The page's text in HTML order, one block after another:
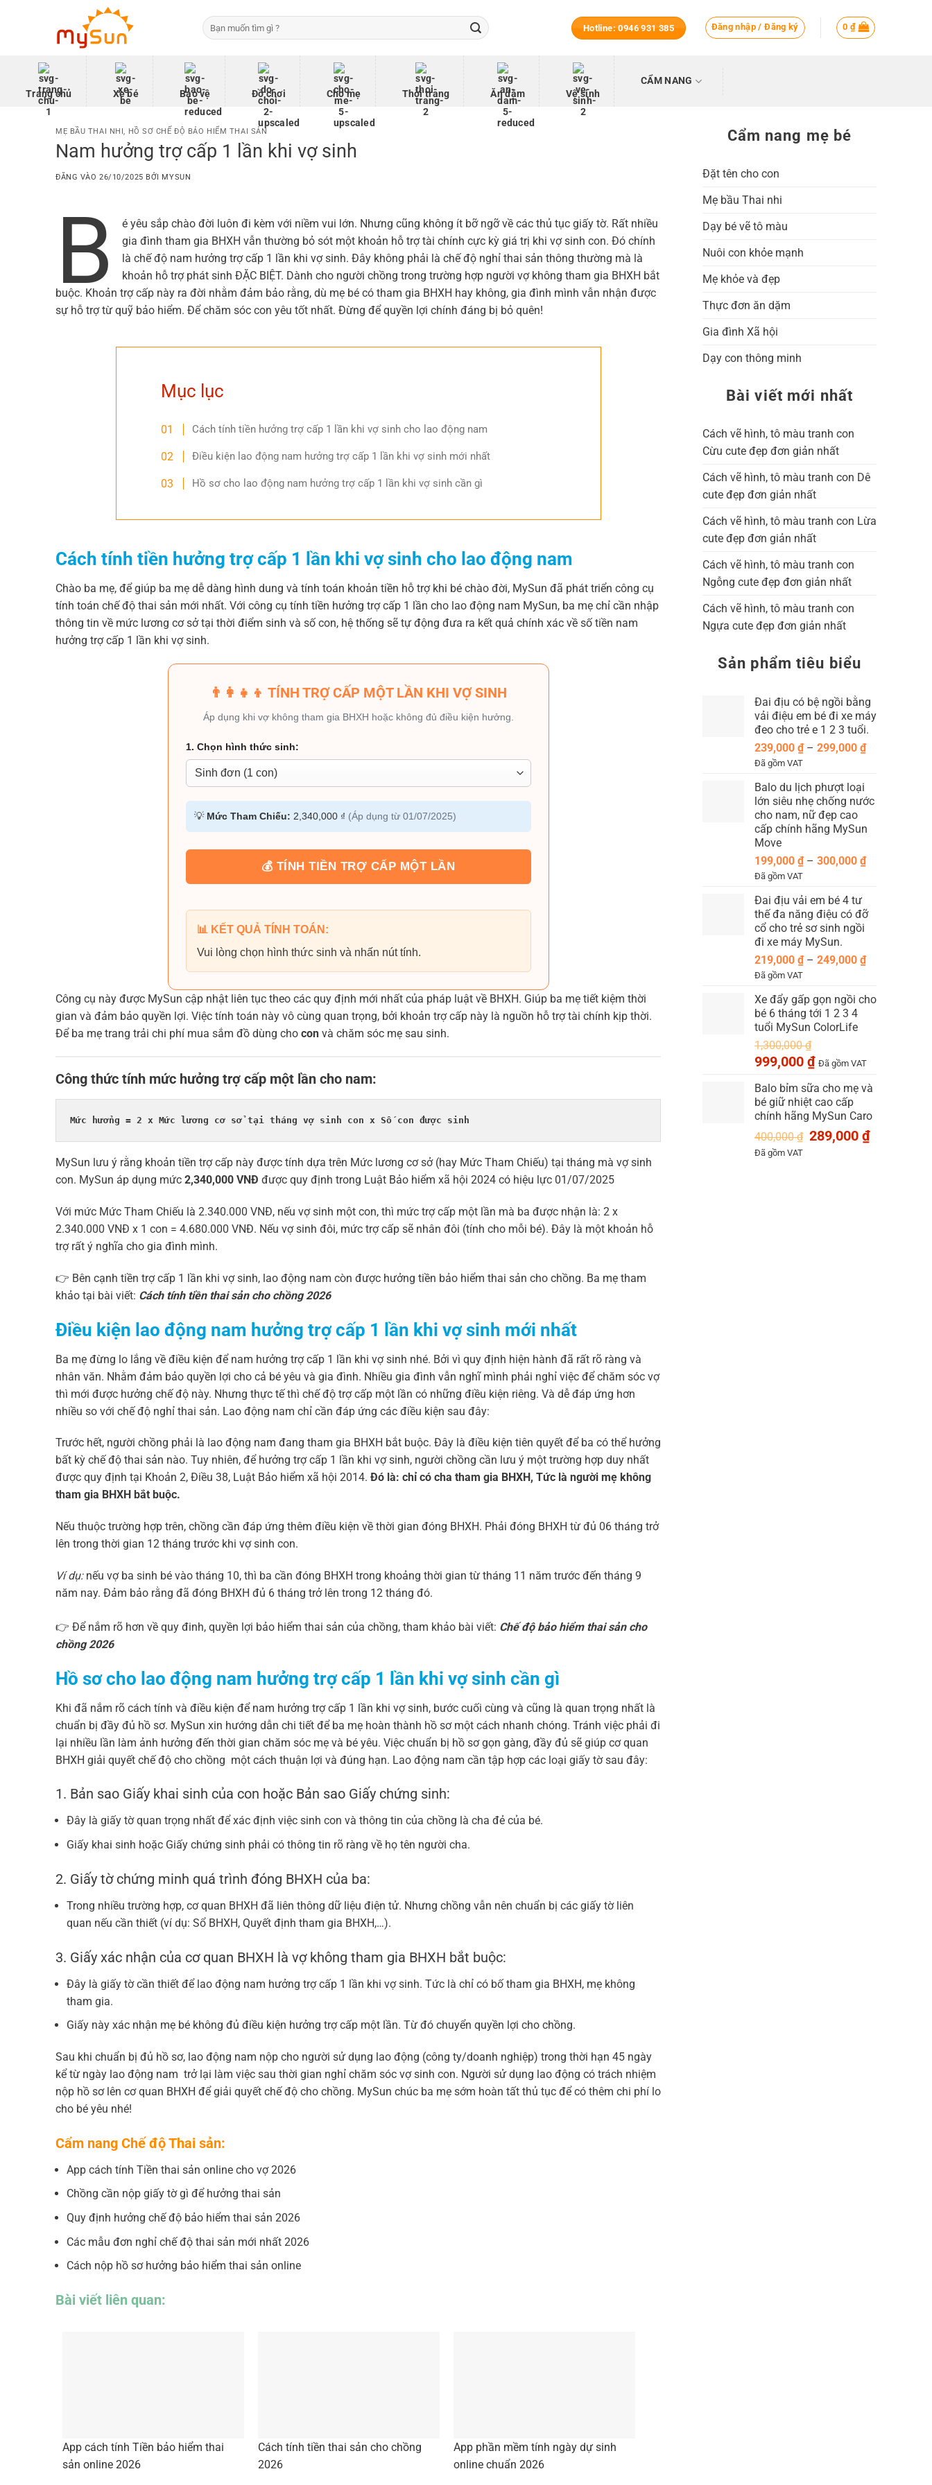
Tìm
kiếm:
Hotline: 0946 931 385 Đăng nhập / Đăng ký 0 ₫
Trang chủ Xe bé Bảo vệ Đồ chơi Cho mẹ Thời trang Ăn dặm Vệ sinh
CẨM NANG
MẸ BẦU THAI NHI, HỒ SƠ CHẾ ĐỘ BẢO HIỂM THAI SẢN
Nam hưởng trợ cấp 1 lần khi vợ sinh
ĐĂNG VÀO26/10/2025 BỞI MYSUN
B
é yêu sắp chào đời luôn đi kèm với niềm vui lớn. Nhưng cũng không ít bỡ ngỡ về các thủ tục giấy tờ. Rất nhiều
gia đình tham gia BHXH vẫn thường bỏ sót một khoản hỗ trợ tài chính cực kỳ giá trị khi vợ sinh con. Đó chính
là chế độ nam hưởng trợ cấp 1 lần khi vợ sinh. Đây không phải là chế độ nghỉ thai sản thông thường mà là
khoản hỗ trợ phát sinh ĐẶC BIỆT. Dành cho người chồng trong trường hợp người vợ không tham gia BHXH bắt
buộc. Khoản trợ cấp này ra đời nhằm đảm bảo rằng, dù mẹ bé có tham gia BHXH hay không, gia đình mình vẫn nhận được
sự hỗ trợ từ quỹ bảo hiểm. Để chăm sóc con yêu tốt nhất. Đừng để quyền lợi chính đáng bị bỏ quên!
Mục lục
Cách tính tiền hưởng trợ cấp 1 lần khi vợ sinh cho lao động nam
Điều kiện lao động nam hưởng trợ cấp 1 lần khi vợ sinh mới nhất
Hồ sơ cho lao động nam hưởng trợ cấp 1 lần khi vợ sinh cần gì
Cách tính tiền hưởng trợ cấp 1 lần khi vợ sinh cho lao động nam
Chào ba mẹ, để giúp ba mẹ dễ dàng hình dung và tính toán khoản tiền hỗ trợ khi bé chào đời, MySun đã phát triển công cụ
tính toán chế độ thai sản mới nhất. Với công cụ tính tiền hưởng trợ cấp 1 lần cho lao động nam MySun, ba mẹ chỉ cần nhập
thông tin về mức lương cơ sở tại thời điểm sinh và số con, hệ thống sẽ tự động đưa ra kết quả chính xác về số tiền nam
hưởng trợ cấp 1 lần khi vợ sinh.
👨‍👩‍👧‍👦 TÍNH TRỢ CẤP MỘT LẦN KHI VỢ SINH
Áp dụng khi vợ không tham gia BHXH hoặc không đủ điều kiện hưởng.
1. Chọn hình thức sinh:
💡 Mức Tham Chiếu: 2,340,000 ₫ (Áp dụng từ 01/07/2025)
💰 TÍNH TIỀN TRỢ CẤP MỘT LẦN
📊 KẾT QUẢ TÍNH TOÁN:
Vui lòng chọn hình thức sinh và nhấn nút tính.
Công cụ này được MySun cập nhật liên tục theo các quy định mới nhất của pháp luật về BHXH. Giúp ba mẹ tiết kiệm thời
gian và đảm bảo quyền lợi. Việc tính toán này vô cùng quan trọng, bởi khoản trợ cấp này là nguồn hỗ trợ tài chính kịp thời.
Để ba mẹ trang trải chi phí mua sắm đồ dùng cho con và chăm sóc mẹ sau sinh.
Công thức tính mức hưởng trợ cấp một lần cho nam:
Mức hưởng = 2 x Mức lương cơ sở tại tháng vợ sinh con x Số con được sinh
MySun lưu ý rằng khoản tiền trợ cấp này được tính dựa trên Mức lương cơ sở (hay Mức Tham Chiếu) tại tháng mà vợ sinh
con. MySun áp dụng mức 2,340,000 VNĐ được quy định trong Luật Bảo hiểm xã hội 2024 có hiệu lực 01/07/2025
Với mức Mức Tham Chiếu là 2.340.000 VNĐ, nếu vợ sinh một con, thì mức trợ cấp một lần mà ba được nhận là: 2 x
2.340.000 VNĐ x 1 con = 4.680.000 VNĐ. Nếu vợ sinh đôi, mức trợ cấp sẽ nhân đôi (tính cho mỗi bé). Đây là một khoản hỗ
trợ rất ý nghĩa cho gia đình mình.
👉 Bên cạnh tiền trợ cấp 1 lần khi vợ sinh, lao động nam còn được hưởng tiền bảo hiểm thai sản cho chồng. Ba mẹ tham
khảo tại bài viết: Cách tính tiền thai sản cho chồng 2026
Điều kiện lao động nam hưởng trợ cấp 1 lần khi vợ sinh mới nhất
Ba mẹ đừng lo lắng về điều kiện để nam hưởng trợ cấp 1 lần khi vợ sinh nhé. Bởi vì quy định hiện hành đã rất rõ ràng và
nhân văn. Nhằm đảm bảo quyền lợi cho cả bé yêu và gia đình. Nhiều gia đình vẫn nghĩ mình phải nghỉ việc để chăm sóc vợ
thì mới được hưởng chế độ này. Nhưng thực tế thì chế độ trợ cấp một lần có những điều kiện riêng. Và dễ đáp ứng hơn
nhiều so với chế độ nghỉ thai sản. Lao động nam chỉ cần đáp ứng các điều kiện sau đây:
Trước hết, người chồng phải là lao động nam đang tham gia BHXH bắt buộc. Đây là điều kiện tiên quyết để ba có thể hưởng
bất kỳ chế độ thai sản nào. Tuy nhiên, để hưởng trợ cấp 1 lần khi vợ sinh, người chồng cần lưu ý một trường hợp duy nhất
được quy định tại Khoản 2, Điều 38, Luật Bảo hiểm xã hội 2014. Đó là: chỉ có cha tham gia BHXH, Tức là người mẹ không
tham gia BHXH bắt buộc.
Nếu thuộc trường hợp trên, chồng cần đáp ứng thêm điều kiện về thời gian đóng BHXH. Phải đóng BHXH từ đủ 06 tháng trở
lên trong thời gian 12 tháng trước khi vợ sinh con.
Ví dụ:nếu vợ ba sinh bé vào tháng 10, thì ba cần đóng BHXH trong khoảng thời gian từ tháng 11 năm trước đến tháng 9
năm nay. Đảm bảo rằng đã đóng BHXH đủ 6 tháng trở lên trong 12 tháng đó.
👉 Để nắm rõ hơn về quy đinh, quyền lợi bảo hiểm thai sản của chồng, tham khảo bài viết: Chế độ bảo hiểm thai sản cho
chồng 2026
Hồ sơ cho lao động nam hưởng trợ cấp 1 lần khi vợ sinh cần gì
Khi đã nắm rõ cách tính và điều kiện để nam hưởng trợ cấp 1 lần khi vợ sinh, bước cuối cùng và cũng là quan trọng nhất là
chuẩn bị đầy đủ hồ sơ. MySun xin hướng dẫn chi tiết để ba mẹ hoàn thành hồ sơ một cách nhanh chóng. Tránh việc phải đi
lại nhiều lần làm ảnh hưởng đến thời gian chăm sóc mẹ và bé yêu. Việc chuẩn bị hồ sơ gọn gàng, đầy đủ sẽ giúp cơ quan
BHXH giải quyết chế độ cho chồng một cách thuận lợi và đúng hạn. Lao động nam cần tập hợp các loại giấy tờ sau đây:
1. Bản sao Giấy khai sinh của con hoặc Bản sao Giấy chứng sinh:
Đây là giấy tờ quan trọng nhất để xác định việc sinh con và thông tin của chồng là cha đẻ của bé.
Giấy khai sinh hoặc Giấy chứng sinh phải có thông tin rõ ràng về họ tên người cha.
2. Giấy tờ chứng minh quá trình đóng BHXH của ba:
Trong nhiều trường hợp, cơ quan BHXH đã liên thông dữ liệu điện tử. Nhưng chồng vẫn nên chuẩn bị các giấy tờ liên
quan nếu cần thiết (ví dụ: Sổ BHXH, Quyết định tham gia BHXH,…).
3. Giấy xác nhận của cơ quan BHXH là vợ không tham gia BHXH bắt buộc:
Đây là giấy tờ cần thiết để lao động nam hưởng trợ cấp 1 lần khi vợ sinh. Tức là chỉ có bố tham gia BHXH, mẹ không
tham gia.
Giấy này xác nhận mẹ bé không đủ điều kiện hưởng trợ cấp một lần. Từ đó chuyển quyền lợi cho chồng.
Sau khi chuẩn bị đủ hồ sơ, lao động nam nộp cho người sử dụng lao động (công ty/doanh nghiệp) trong thời hạn 45 ngày
kể từ ngày lao động nam trở lại làm việc sau thời gian nghỉ chăm sóc vợ sinh con. Người sử dụng lao động có trách nhiệm
nộp hồ sơ lên cơ quan BHXH để giải quyết chế độ cho chồng. MySun chúc ba mẹ sớm hoàn tất thủ tục để có thêm chi phí lo
cho bé yêu nhé!
Cẩm nang Chế độ Thai sản:
App cách tính Tiền thai sản online cho vợ 2026
Chồng cần nộp giấy tờ gì để hưởng thai sản
Quy định hưởng chế độ bảo hiểm thai sản 2026
Các mẫu đơn nghỉ chế độ thai sản mới nhất 2026
Cách nộp hồ sơ hưởng bảo hiểm thai sản online
Bài viết liên quan:
App cách tính Tiền bảo hiểm thai
sản online 2026
Cách tính tiền thai sản cho chồng
2026
App phần mềm tính ngày dự sinh
online chuẩn 2026
Cẩm nang mẹ bé
Đặt tên cho con
Mẹ bầu Thai nhi
Dạy bé vẽ tô màu
Nuôi con khỏe mạnh
Mẹ khỏe và đẹp
Thực đơn ăn dặm
Gia đình Xã hội
Dạy con thông minh
Bài viết mới nhất
Cách vẽ hình, tô màu tranh con
Cừu cute đẹp đơn giản nhất
Cách vẽ hình, tô màu tranh con Dê
cute đẹp đơn giản nhất
Cách vẽ hình, tô màu tranh con Lừa
cute đẹp đơn giản nhất
Cách vẽ hình, tô màu tranh con
Ngỗng cute đẹp đơn giản nhất
Cách vẽ hình, tô màu tranh con
Ngựa cute đẹp đơn giản nhất
Sản phẩm tiêu biểu
Đai địu có bệ ngồi bằng
vải điệu em bé đi xe máy
đeo cho trẻ e 1 2 3 tuổi.
239,000 ₫ – 299,000 ₫Khoảng
đến
Đã gồm VAT
Balo du lịch phượt loại
lớn siêu nhẹ chống nước
cho nam, nữ đẹp cao
cấp chính hãng MySun
Move
199,000 ₫ – 300,000 ₫Khoảng
đến
Đã gồm VAT
Đai địu vải em bé 4 tư
thế đa năng điệu có đỡ
cổ cho trẻ sơ sinh ngồi
đi xe máy MySun.
219,000 ₫ – 249,000 ₫Khoảng
219,000 ₫
Đã gồm VAT
Xe đẩy gấp gọn ngồi cho
bé 6 tháng tới 1 2 3 4
tuổi MySun ColorLife
1,300,000₫
Giá
là:
1,300,000 ₫.
999,000 ₫Giá
tại
là:
999,000 ₫.
Đã gồm VAT
Balo bỉm sữa cho mẹ và
bé giữ nhiệt cao cấp
chính hãng MySun Caro
400,000₫ Giá
289,000 ₫Giá
hiện
Đã gồm VAT